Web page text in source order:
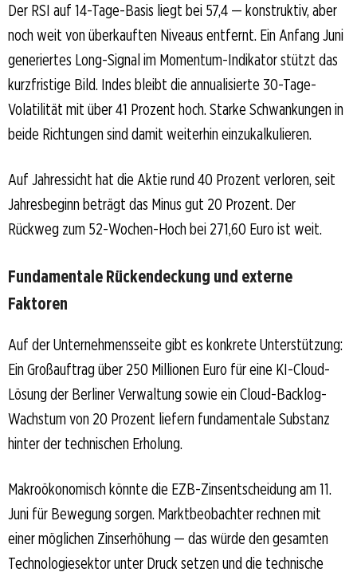
Der RSI auf 14-Tage-Basis liegt bei 57,4 — konstruktiv, aber
noch weit von überkauften Niveaus entfernt. Ein Anfang Juni
generiertes Long-Signal im Momentum-Indikator stützt das
kurzfristige Bild. Indes bleibt die annualisierte 30-Tage-
Volatilität mit über 41 Prozent hoch. Starke Schwankungen in
beide Richtungen sind damit weiterhin einzukalkulieren.
Auf Jahressicht hat die Aktie rund 40 Prozent verloren, seit
Jahresbeginn beträgt das Minus gut 20 Prozent. Der
Rückweg zum 52-Wochen-Hoch bei 271,60 Euro ist weit.
Fundamentale Rückendeckung und externe
Faktoren
Auf der Unternehmensseite gibt es konkrete Unterstützung:
Ein Großauftrag über 250 Millionen Euro für eine KI-Cloud-
Lösung der Berliner Verwaltung sowie ein Cloud-Backlog-
Wachstum von 20 Prozent liefern fundamentale Substanz
hinter der technischen Erholung.
Makroökonomisch könnte die EZB-Zinsentscheidung am 11.
Juni für Bewegung sorgen. Marktbeobachter rechnen mit
einer möglichen Zinserhöhung — das würde den gesamten
Technologiesektor unter Druck setzen und die technische